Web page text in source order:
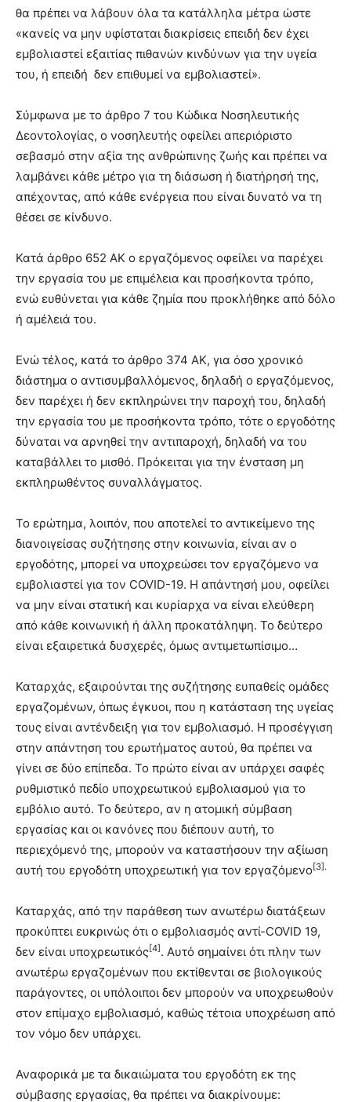
θα πρέπει να λάβουν όλα τα κατάλληλα μέτρα ώστε
«κανείς να μην υφίσταται διακρίσεις επειδή δεν έχει
εμβολιαστεί εξαιτίας πιθανών κινδύνων για την υγεία
του, ή επειδή δεν επιθυμεί να εμβολιαστεί».
Σύμφωνα με το άρθρο 7 του Κώδικα Νοσηλευτικής
Δεοντολογίας, ο νοσηλευτής οφείλει απεριόριστο
σεβασμό στην αξία της ανθρώπινης ζωής και πρέπει να
λαμβάνει κάθε μέτρο για τη διάσωση ή διατήρησή της,
απέχοντας, από κάθε ενέργεια που είναι δυνατό να τη
θέσει σε κίνδυνο.
Κατά άρθρο 652 ΑΚ ο εργαζόμενος οφείλει να παρέχει
την εργασία του με επιμέλεια και προσήκοντα τρόπο,
ενώ ευθύνεται για κάθε ζημία που προκλήθηκε από δόλο
ή αμέλειά του.
Ενώ τέλος, κατά το άρθρο 374 ΑΚ, για όσο χρονικό
διάστημα ο αντισυμβαλλόμενος, δηλαδή ο εργαζόμενος,
δεν παρέχει ή δεν εκπληρώνει την παροχή του, δηλαδή
την εργασία του με προσήκοντα τρόπο, τότε ο εργοδότης
δύναται να αρνηθεί την αντιπαροχή, δηλαδή να του
καταβάλλει το μισθό. Πρόκειται για την ένσταση μη
εκπληρωθέντος συναλλάγματος.
Το ερώτημα, λοιπόν, που αποτελεί το αντικείμενο της
διανοιγείσας συζήτησης στην κοινωνία, είναι αν ο
εργοδότης, μπορεί να υποχρεώσει τον εργαζόμενο να
εμβολιαστεί για τον COVID-19. Η απάντησή μου, οφείλει
να μην είναι στατική και κυρίαρχα να είναι ελεύθερη
από κάθε κοινωνική ή άλλη προκατάληψη. Το δεύτερο
είναι εξαιρετικά δυσχερές, όμως αντιμετωπίσιμο…
Καταρχάς, εξαιρούνται της συζήτησης ευπαθείς ομάδες
εργαζομένων, όπως έγκυοι, που η κατάσταση της υγείας
τους είναι αντένδειξη για τον εμβολιασμό. Η προσέγγιση
στην απάντηση του ερωτήματος αυτού, θα πρέπει να
γίνει σε δύο επίπεδα. Το πρώτο είναι αν υπάρχει σαφές
ρυθμιστικό πεδίο υποχρεωτικού εμβολιασμού για το
εμβόλιο αυτό. Το δεύτερο, αν η ατομική σύμβαση
εργασίας και οι κανόνες που διέπουν αυτή, το
περιεχόμενό της, μπορούν να καταστήσουν την αξίωση
αυτή του εργοδότη υποχρεωτική για τον εργαζόμενο [3] .
Καταρχάς, από την παράθεση των ανωτέρω διατάξεων
προκύπτει ευκρινώς ότι ο εμβολιασμός αντί-COVID 19,
δεν είναι υποχρεωτικός[4] . Αυτό σημαίνει ότι πλην των
ανωτέρω εργαζομένων που εκτίθενται σε βιολογικούς
παράγοντες, οι υπόλοιποι δεν μπορούν να υποχρεωθούν
στον επίμαχο εμβολιασμό, καθώς τέτοια υποχρέωση από
τον νόμο δεν υπάρχει.
Αναφορικά με τα δικαιώματα του εργοδότη εκ της
σύμβασης εργασίας, θα πρέπει να διακρίνουμε: